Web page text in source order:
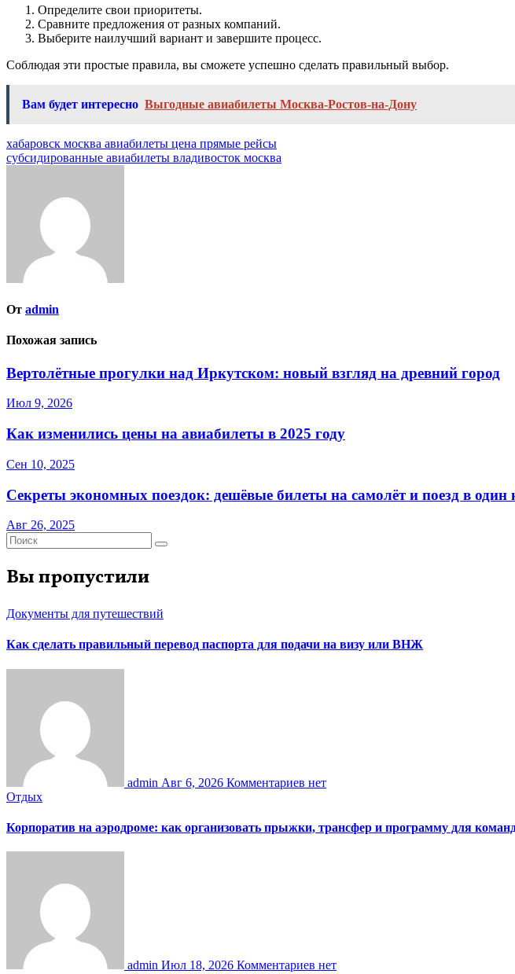
Определите свои приоритеты.
Сравните предложения от разных компаний.
Выберите наилучший вариант и завершите процесс.
Соблюдая эти простые правила, вы сможете успешно сделать правильный выбор.
Вам будет интересно Выгодные авиабилеты Москва-Ростов-на-Дону
Навигация
по
хабаровск москва авиабилеты цена прямые рейсы
субсидированные авиабилеты владивосток москва
От admin
Похожая запись
Вертолётные прогулки над Иркутском: новый взгляд на древний город
Июл 9, 2026
Как изменились цены на авиабилеты в 2025 году
Сен 10, 2025
Секреты экономных поездок: дешёвые билеты на самолёт и поезд в один
Авг 26, 2025
Вы пропустили
Документы для путешествий
Как сделать правильный перевод паспорта для подачи на визу или ВНЖ
admin Авг 6, 2026 Комментариев нет
Отдых
Корпоратив на аэродроме: как организовать прыжки, трансфер и программу для
admin Июл 18, 2026 Комментариев нет